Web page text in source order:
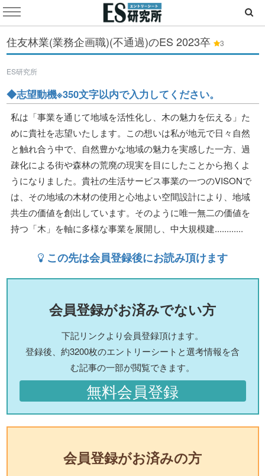
住友林業(業務企画職)(不通過)のES 2023卒 3
ES研究所
◆志望動機※350文字以内で入力してください。
私は「事業を通じて地域を活性化し、木の魅力を伝える」た
めに貴社を志望いたします。この想いは私が地元で日々自然
と触れ合う中で、自然豊かな地域の魅力を実感した一方、過
疎化による街や森林の荒廃の現実を目にしたことから抱くよ
うになりました。貴社の生活サービス事業の一つのVISONで
は、その地域の木材の使用と心地よい空間設計により、地域
共生の価値を創出しています。そのように唯一無二の価値を
持つ「木」を軸に多様な事業を展開し、中大規模建............
この先は会員登録後にお読み頂けます
会員登録がお済みでない方
下記リンクより会員登録頂けます。
登録後、約3200枚のエントリーシートと選考情報を含
む記事の一部が閲覧できます。
無料会員登録
会員登録がお済みの方